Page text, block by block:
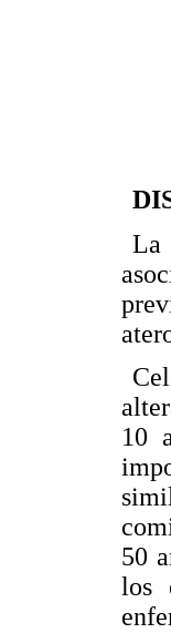
La
10
50
los